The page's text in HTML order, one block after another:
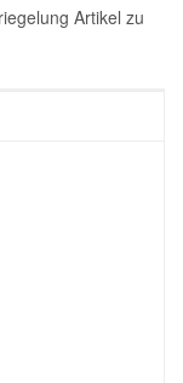
Artikel zu